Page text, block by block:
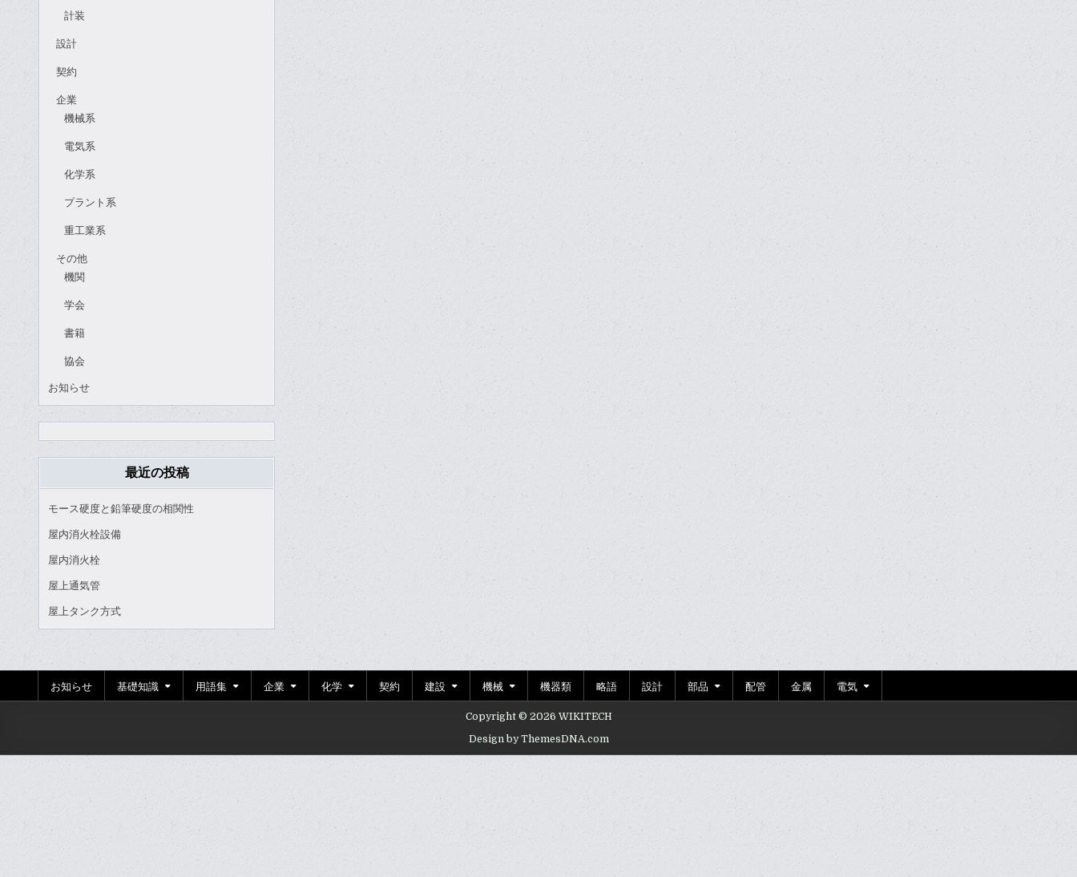
計装
設計
契約
企業
機械系
電気系
化学系
プラント系
重工業系
その他
機関
学会
書籍
協会
お知らせ
最近の投稿
モース硬度と鉛筆硬度の相関性
屋内消火栓設備
屋内消火栓
屋上通気管
屋上タンク方式
お知らせ 基礎知識 用語集 企業 化学 契約 建設 機械 機器類 略語 設計 部品 配管 金属 電気
Copyright © 2026 WIKITECH
Design by ThemesDNA.com